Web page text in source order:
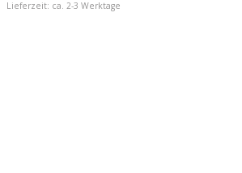
Lieferzeit: ca. 2-3 Werktage